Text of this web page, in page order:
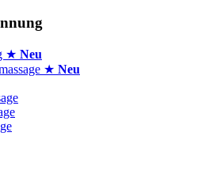
★ Neu
★ Neu